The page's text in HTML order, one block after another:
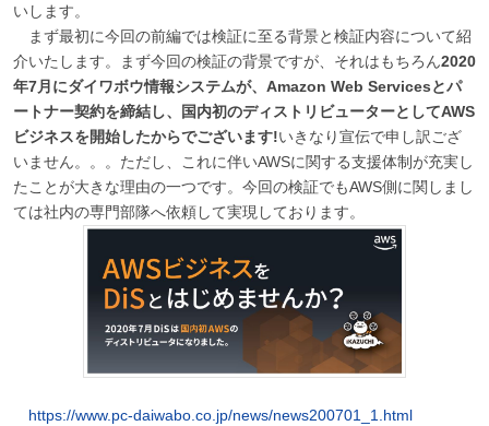
いします。
まず最初に今回の前編では検証に至る背景と検証内容について紹
介いたします。まず今回の検証の背景ですが、それはもちろん2020
年7月にダイワボウ情報システムが、Amazon Web Servicesとパ
ートナー契約を締結し、国内初のディストリビューターとしてAWS
ビジネスを開始したからでございます!いきなり宣伝で申し訳ござ
いません。。。ただし、これに伴いAWSに関する支援体制が充実し
たことが大きな理由の一つです。今回の検証でもAWS側に関しまし
ては社内の専門部隊へ依頼して実現しております。
https://www.pc-daiwabo.co.jp/news/news200701_1.html